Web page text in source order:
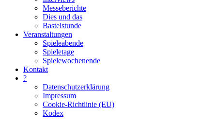
Messeberichte
Dies und das
Bastelstunde
Veranstaltungen
Spieleabende
Spieletage
Spielewochenende
Kontakt
?
Datenschutzerklärung
Impressum
Cookie-Richtlinie (EU)
Kodex